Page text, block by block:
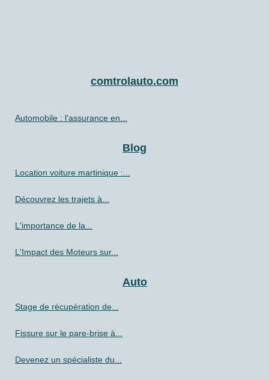
comtrolauto.com
Automobile : l'assurance en...
Blog
Location voiture martinique :...
Découvrez les trajets à...
L'importance de la...
L'Impact des Moteurs sur...
Auto
Stage de récupération de...
Fissure sur le pare-brise à...
Devenez un spécialiste du...